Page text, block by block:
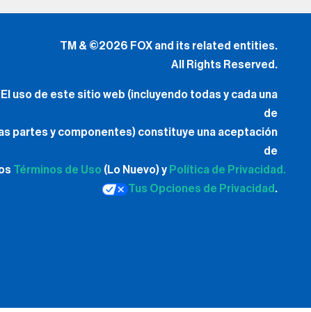
de
las partes y componentes) constituye una aceptación
Política de Privacidad.
Tus Opciones de Privacidad